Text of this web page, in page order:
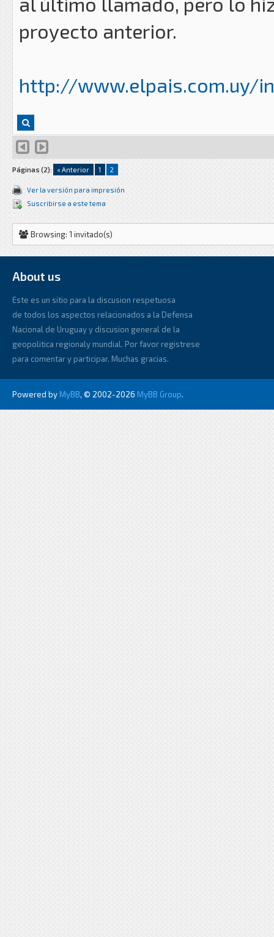
proyecto anterior.
http://www.elpais.com.uy/
Páginas (2): « Anterior 1 2
Ver la versión para impresión
Suscribirse a este tema
Browsing: 1 invitado(s)
About us
Este es un sitio para la discusion respetuosa
de todos los aspectos relacionados a la Defensa
Nacional de Uruguay y discusion general de la
geopolitica regionaly mundial. Por favor registrese
para comentar y participar. Muchas gracias.
Powered by MyBB, © 2002-2026 MyBB Group.